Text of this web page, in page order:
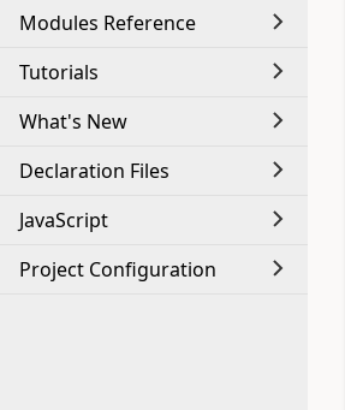
Modules Reference
Tutorials
What's New
Declaration Files
JavaScript
Project Configuration